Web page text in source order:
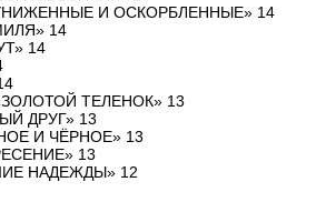
И ОСКОРБЛЕННЫЕ» 14
14
14
ТЕЛЕНОК» 13
ДРУГ» 13
И ЧЁРНОЕ» 13
13
НАДЕЖДЫ» 12